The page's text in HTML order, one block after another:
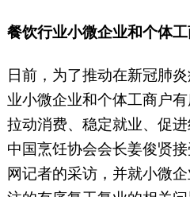
餐饮行业小微企业和个体
日前，为了推动在新冠肺
业小微企业和个体工商户
拉动消费、稳定就业、促
中国烹饪协会会长姜俊贤
网记者的采访，并就小微